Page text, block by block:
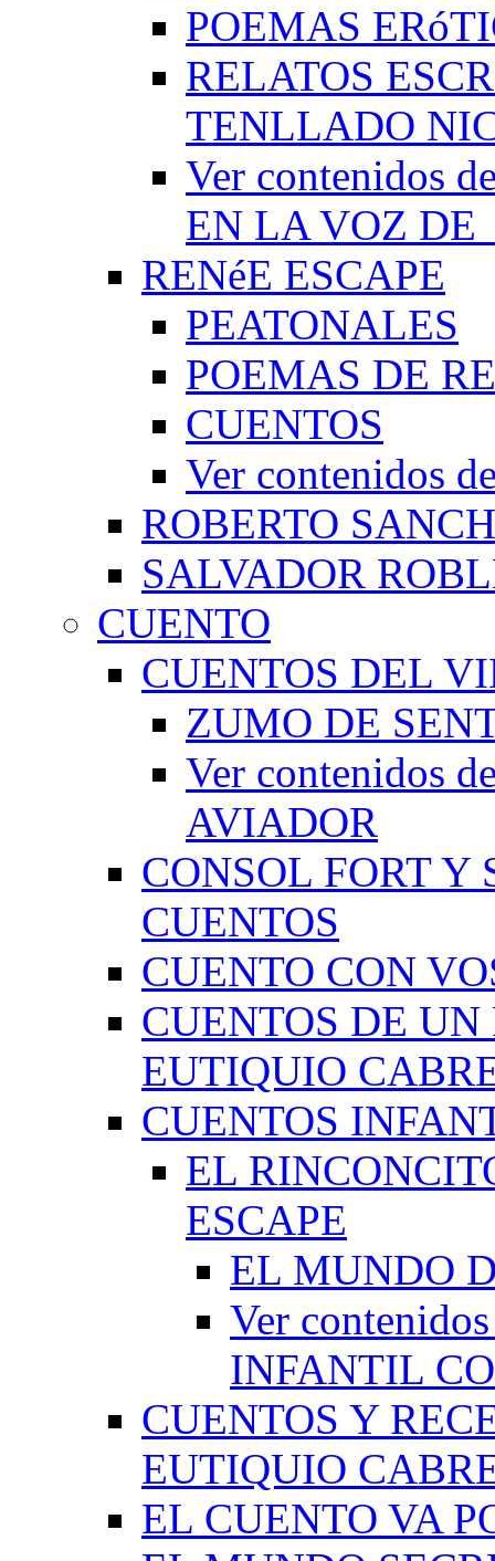
POEMAS
RELATOS
TENLLADO
Ver contenidos
EN LA VOZ DE
RENéE ESCAPE
PEATONALES
POEMAS DE
CUENTOS
Ver contenidos
ROBERTO
SALVADOR
CUENTO
CUENTOS DEL
ZUMO DE
Ver contenidos
AVIADOR
CONSOL FORT Y
CUENTOS
CUENTO CON
CUENTOS DE
EUTIQUIO
CUENTOS
EL
ESCAPE
EL MUNDO
Ver
INFANTIL
CUENTOS Y
EUTIQUIO
EL CUENTO VA